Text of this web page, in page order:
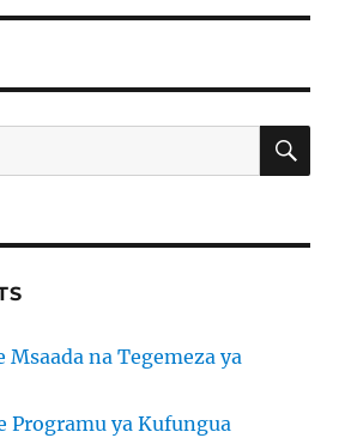
Msaada na Tegemeza ya
Programu ya Kufungua